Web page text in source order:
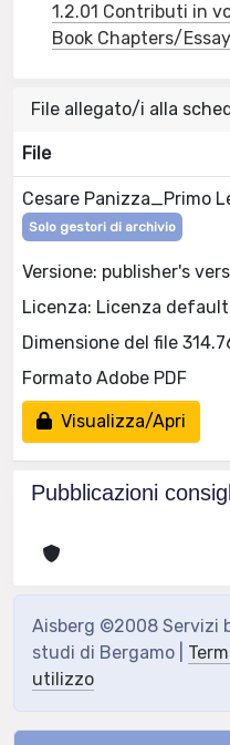
1.2.01 Contributi in
Book Chapters/
File allegato/i alla
File
Cesare Panizza_Primo
Solo gestori di archivio
Versione: publisher's
Licenza: Licenza
Dimensione del file
Formato Adobe PDF
Visualizza/Apri
Pubblicazioni
Aisberg ©2008 Servizi
studi di Bergamo |
utilizzo